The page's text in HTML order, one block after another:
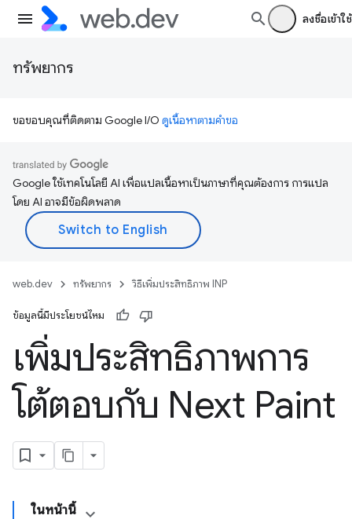
ลงชื่อเข้าใช้
ทรัพยากร
ขอขอบคุณที่ติดตาม Google I/O ดูเนื้อหาตามคำขอ
Google ใช้เทคโนโลยี AI เพื่อแปลเนื้อหาเป็นภาษาที่คุณต้องการ การแปล
โดย AI อาจมีข้อผิดพลาด
web.dev ทรัพยากร วิธีเพิ่มประสิทธิภาพ INP
ข้อมูลนี้มีประโยชน์ไหม
เพิ่มประสิทธิภาพการ
โต้ตอบกับ Next Paint
ในหน้านี้